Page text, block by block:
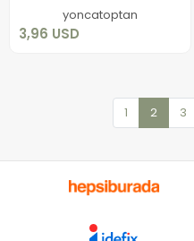
yoncatoptan
3,96 USD
1 2 3